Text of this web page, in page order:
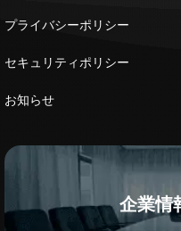
プライバシーポリシー
セキュリティポリシー
お知らせ
企業情